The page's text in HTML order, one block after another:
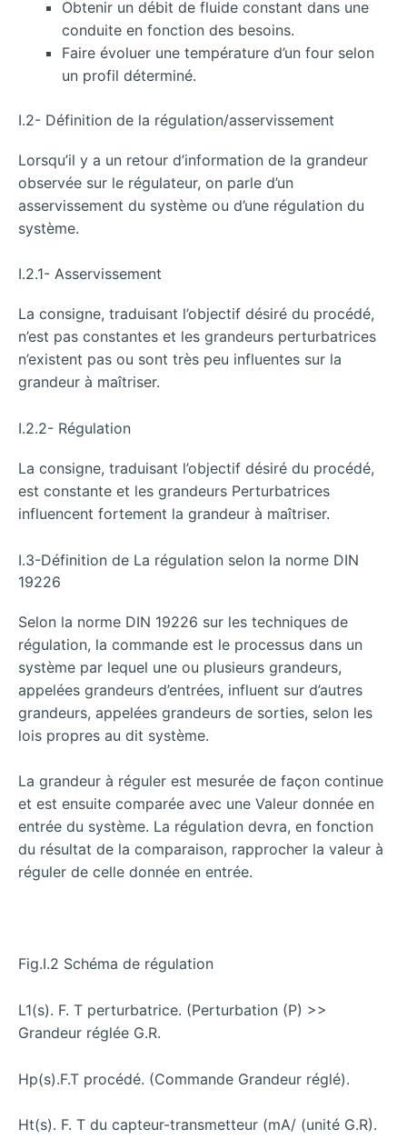
Obtenir un débit de fluide constant dans une
conduite en fonction des besoins.
Faire évoluer une température d’un four selon
un profil déterminé.
I.2- Définition de la régulation/asservissement
Lorsqu’il y a un retour d’information de la grandeur
observée sur le régulateur, on parle d’un
asservissement du système ou d’une régulation du
système.
I.2.1- Asservissement
La consigne, traduisant l’objectif désiré du procédé,
n’est pas constantes et les grandeurs perturbatrices
n’existent pas ou sont très peu influentes sur la
grandeur à maîtriser.
I.2.2- Régulation
La consigne, traduisant l’objectif désiré du procédé,
est constante et les grandeurs Perturbatrices
influencent fortement la grandeur à maîtriser.
I.3-Définition de La régulation selon la norme DIN
19226
Selon la norme DIN 19226 sur les techniques de
régulation, la commande est le processus dans un
système par lequel une ou plusieurs grandeurs,
appelées grandeurs d’entrées, influent sur d’autres
grandeurs, appelées grandeurs de sorties, selon les
lois propres au dit système.
La grandeur à réguler est mesurée de façon continue
et est ensuite comparée avec une Valeur donnée en
entrée du système. La régulation devra, en fonction
du résultat de la comparaison, rapprocher la valeur à
réguler de celle donnée en entrée.
Fig.I.2 Schéma de régulation
L1(s). F. T perturbatrice. (Perturbation (P) >>
Grandeur réglée G.R.
Hp(s).F.T procédé. (Commande Grandeur réglé).
Ht(s). F. T du capteur-transmetteur (mA/ (unité G.R).